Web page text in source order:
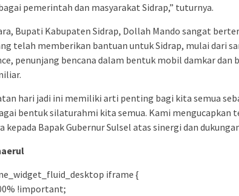
pemerintah dan masyarakat Sidrap,” tuturnya.
Bupati Kabupaten Sidrap, Dollah Mando sangat
telah memberikan bantuan untuk Sidrap, mulai dari
penunjang bencana dalam bentuk mobil damkar dan
hari jadi ini memiliki arti penting bagi kita semua
bentuk silaturahmi kita semua. Kami mengucapkan
kepada Bapak Gubernur Sulsel atas sinergi dan
iframe {
!important;